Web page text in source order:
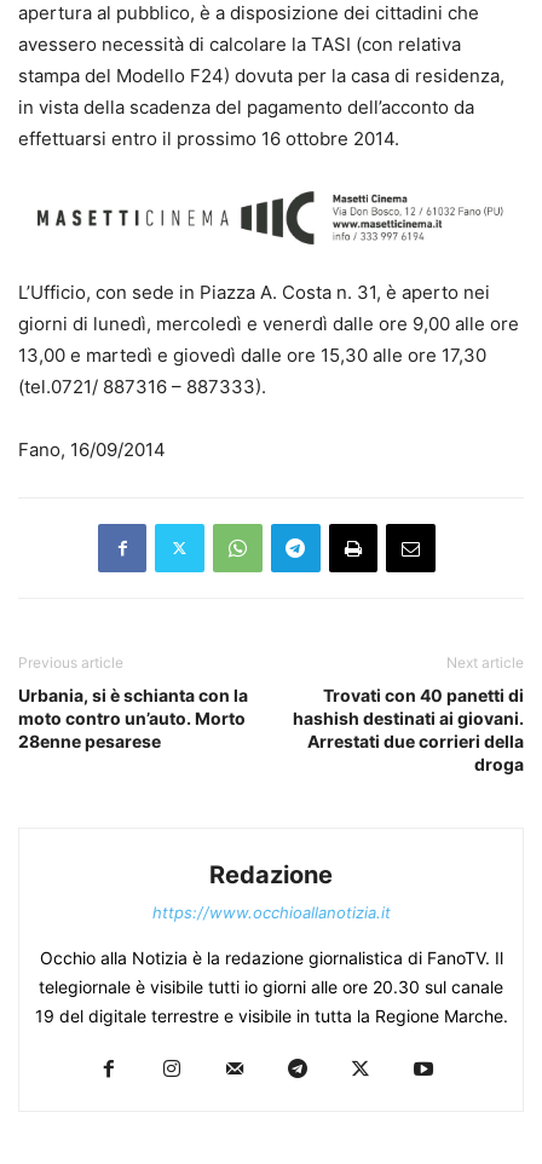
apertura al pubblico, è a disposizione dei cittadini che
avessero necessità di calcolare la TASI (con relativa
stampa del Modello F24) dovuta per la casa di residenza,
in vista della scadenza del pagamento dell’acconto da
effettuarsi entro il prossimo 16 ottobre 2014.
L’Ufficio, con sede in Piazza A. Costa n. 31, è aperto nei
giorni di lunedì, mercoledì e venerdì dalle ore 9,00 alle ore
13,00 e martedì e giovedì dalle ore 15,30 alle ore 17,30
(tel.0721/ 887316 – 887333).
Fano, 16/09/2014
Previous article
Urbania, si è schianta con la
moto contro un’auto. Morto
28enne pesarese
Next article
Trovati con 40 panetti di
hashish destinati ai giovani.
Arrestati due corrieri della
droga
Redazione
https://www.occhioallanotizia.it
Occhio alla Notizia è la redazione giornalistica di FanoTV. Il
telegiornale è visibile tutti io giorni alle ore 20.30 sul canale
19 del digitale terrestre e visibile in tutta la Regione Marche.